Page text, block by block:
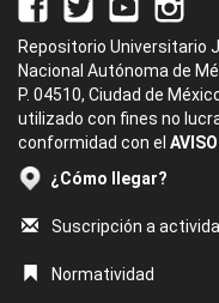
Repositorio Universitario
Nacional Autónoma de
P. 04510, Ciudad de
utilizado con fines no
conformidad con el
¿Cómo llegar?
Suscripción a
Normatividad